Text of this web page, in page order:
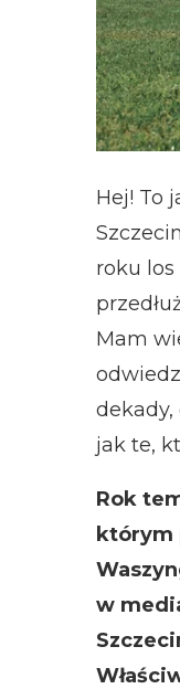
Hej! To
roku los
Mam
jak te,
Rok
którym
w